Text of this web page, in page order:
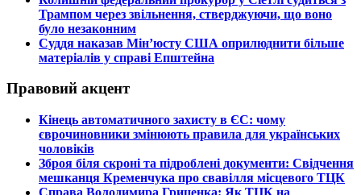
Трампом через звільнення, стверджуючи, що воно
було незаконним
​Суддя наказав Мін’юсту США оприлюднити більше
матеріалів у справі Епштейна
Правовий акцент
​Кінець автоматичного захисту в ЄС: чому
єврочиновники змінюють правила для українських
чоловіків
​Зброя біля скроні та підроблені документи: Свідчення
мешканця Кременчука про свавілля місцевого ТЦК